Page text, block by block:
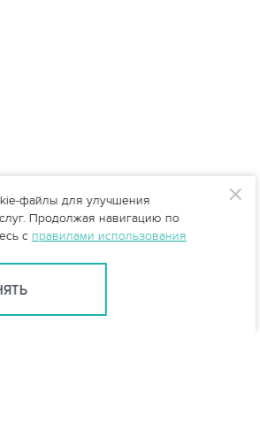
файлы для улучшения
Продолжая навигацию по
с правилами использования